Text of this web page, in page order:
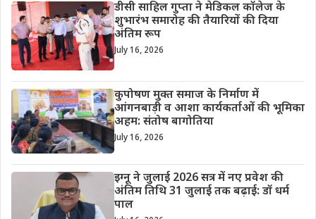
डीसी साहिल गुप्ता ने मेडिकल कॉलेज के
शुभारंभ समारोह की तैयारियों की दिया
अंतिम रूप
July 16, 2026
कुपोषण मुक्त समाज के निर्माण में
आंगनबाड़ी व आशा कार्यकर्ताओं की भूमिका
अहम: संतोष बागोतिया
July 16, 2026
इग्नू ने जुलाई 2026 सत्र में नए प्रवेश की
अंतिम तिथि 31 जुलाई तक बढ़ाई: डॉ धर्म
पाल